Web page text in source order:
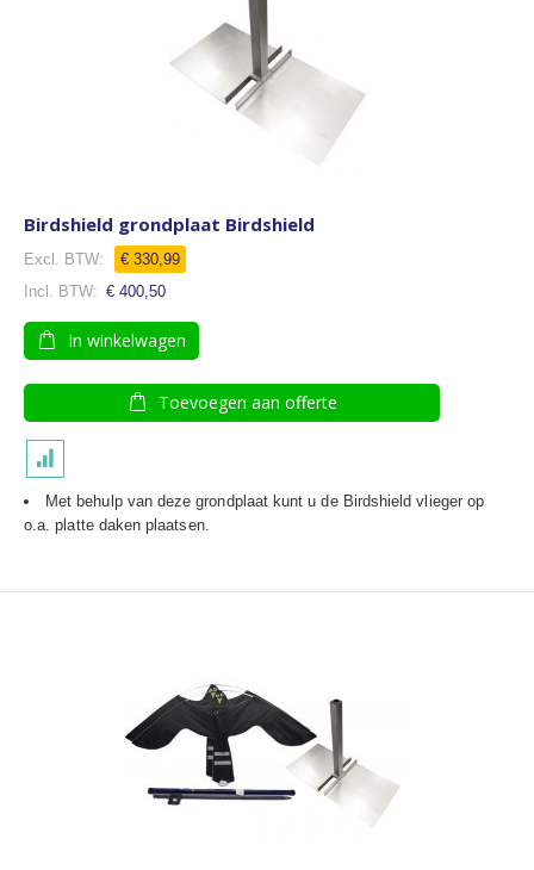
Birdshield grondplaat Birdshield
€ 330,99
€ 400,50
In winkelwagen
Toevoegen aan offerte
Met behulp van deze grondplaat kunt u de Birdshield vlieger op
o.a. platte daken plaatsen.